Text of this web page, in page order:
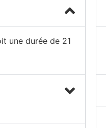
une durée de 21